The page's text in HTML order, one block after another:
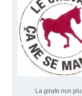
La girafe non